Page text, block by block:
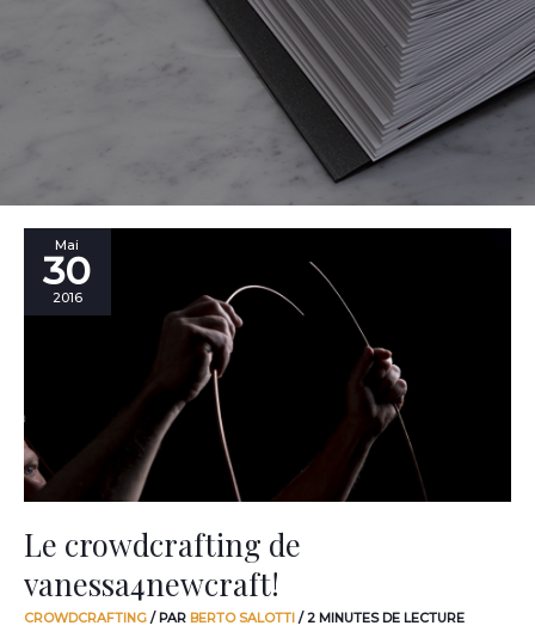
Mai
30
2016
Le crowdcrafting de
vanessa4newcraft!
CROWDCRAFTING / PAR BERTO SALOTTI /2 MINUTES DE LECTURE
crowdcrafting
de
vanessa4newcraft!